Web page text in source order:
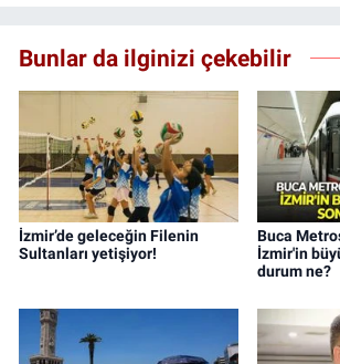
Bunlar da ilginizi çekebilir
İzmir’de geleceğin Filenin
Sultanları yetişiyor!
Buca
İzmir'in
durum ne?